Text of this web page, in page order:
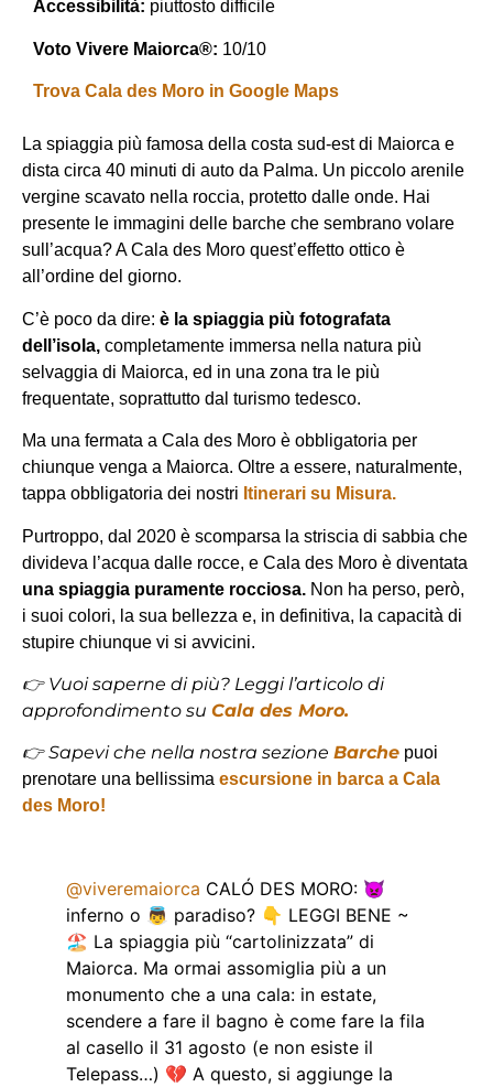
Accessibilità: piuttosto difficile
Voto Vivere Maiorca®: 10/10
Trova Cala des Moro in Google Maps
La spiaggia più famosa della costa sud-est di Maiorca e
dista circa 40 minuti di auto da Palma. Un piccolo arenile
vergine scavato nella roccia, protetto dalle onde. Hai
presente le immagini delle barche che sembrano volare
sull’acqua? A Cala des Moro quest’effetto ottico è
all’ordine del giorno.
C’è poco da dire: è la spiaggia più fotografata
dell’isola, completamente immersa nella natura più
selvaggia di Maiorca, ed in una zona tra le più
frequentate, soprattutto dal turismo tedesco.
Ma una fermata a Cala des Moro è obbligatoria per
chiunque venga a Maiorca. Oltre a essere, naturalmente,
tappa obbligatoria dei nostri Itinerari su Misura.
Purtroppo, dal 2020 è scomparsa la striscia di sabbia che
divideva l’acqua dalle rocce, e Cala des Moro è diventata
una spiaggia puramente rocciosa. Non ha perso, però,
i suoi colori, la sua bellezza e, in definitiva, la capacità di
stupire chiunque vi si avvicini.
👉 Vuoi saperne di più? Leggi l’articolo di
approfondimento su Cala des Moro.
👉 Sapevi che nella nostra sezione Barche puoi
prenotare una bellissima escursione in barca a Cala
des Moro!
@viveremaiorca CALÓ DES MORO: 👿
inferno o 👼 paradiso? 👇 LEGGI BENE ~
🏖️ La spiaggia più “cartolinizzata” di
Maiorca. Ma ormai assomiglia più a un
monumento che a una cala: in estate,
scendere a fare il bagno è come fare la fila
al casello il 31 agosto (e non esiste il
Telepass…) 💔 A questo, si aggiunge la